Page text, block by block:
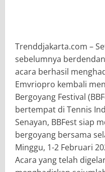
Trenddjakarta.com –
sebelumnya
acara berhasil
Emvriopro kembali
Bergoyang Festival
bertempat di Tennis
Senayan, BBFest siap
bergoyang bersama
Minggu, 1-2 Februari
Acara yang telah